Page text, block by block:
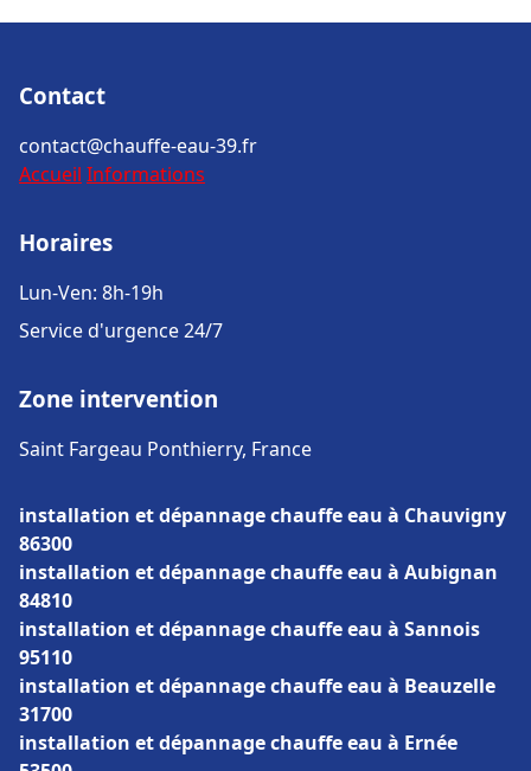
Contact
contact@chauffe-eau-39.fr
Accueil Informations
Horaires
Lun-Ven: 8h-19h
Service d'urgence 24/7
Zone intervention
Saint Fargeau Ponthierry, France
installation et dépannage chauffe eau à Chauvigny
86300
installation et dépannage chauffe eau à Aubignan
84810
installation et dépannage chauffe eau à Sannois
95110
installation et dépannage chauffe eau à Beauzelle
31700
installation et dépannage chauffe eau à Ernée